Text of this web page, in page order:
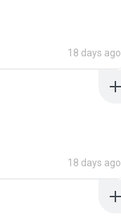
18 days ago
18 days ago